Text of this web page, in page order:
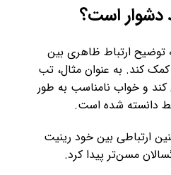
دشوار است؟
ارتباط ظاهری بین
کند. به عنوان مثال، تب
و خواب نامناسب به طور
دانسته شده است.
ارتباطی بین خود رینیت
مسن‌تر پیدا کرد.